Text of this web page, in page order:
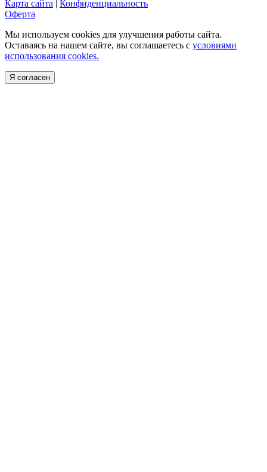
Карта сайта | Конфиденциальность
Оферта
Мы используем cookies для улучшения работы сайта.
Оставаясь на нашем сайте, вы соглашаетесь с условиями
использования cookies.
Я согласен